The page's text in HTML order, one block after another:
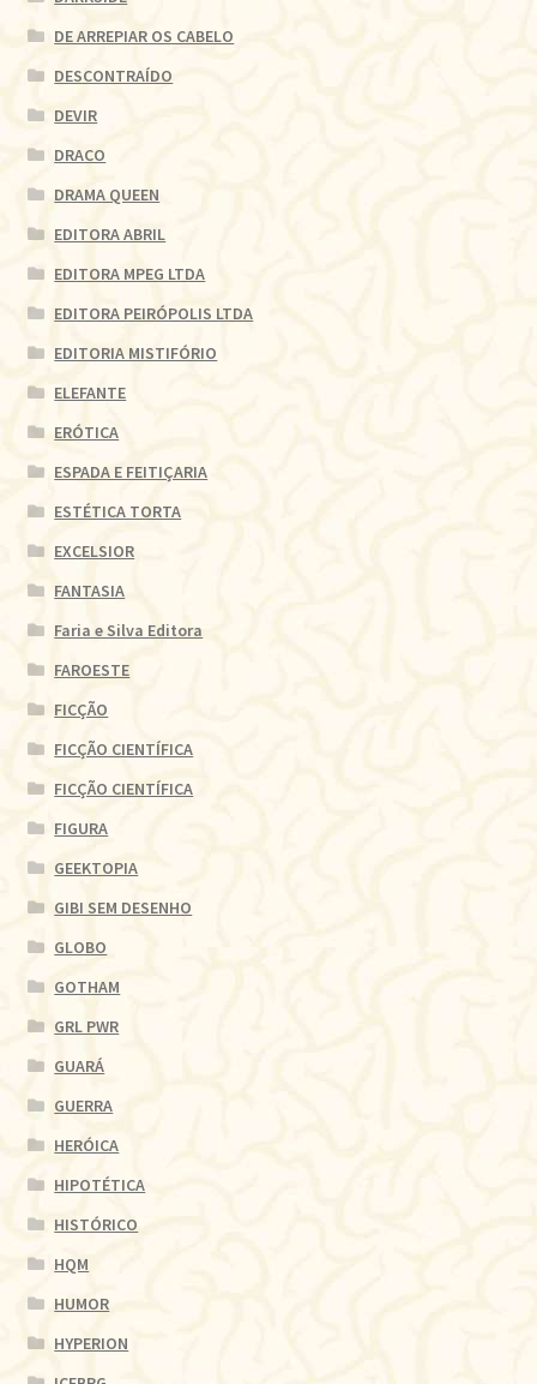
DE ARREPIAR OS CABELO
DESCONTRAÍDO
DEVIR
DRACO
DRAMA QUEEN
EDITORA ABRIL
EDITORA MPEG LTDA
EDITORA PEIRÓPOLIS LTDA
EDITORIA MISTIFÓRIO
ELEFANTE
ERÓTICA
ESPADA E FEITIÇARIA
ESTÉTICA TORTA
EXCELSIOR
FANTASIA
Faria e Silva Editora
FAROESTE
FICÇÃO
FICÇÃO CIENTÍFICA
FICÇÃO CIENTÍFICA
FIGURA
GEEKTOPIA
GIBI SEM DESENHO
GLOBO
GOTHAM
GRL PWR
GUARÁ
GUERRA
HERÓICA
HIPOTÉTICA
HISTÓRICO
HQM
HUMOR
HYPERION